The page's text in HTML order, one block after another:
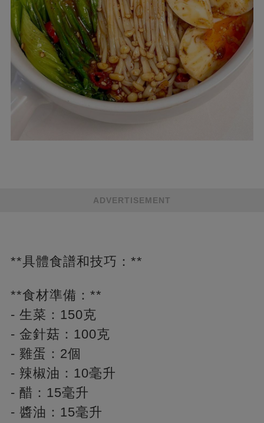
ADVERTISEMENT
**具體食譜和技巧：**
**食材準備：**
- 生菜：150克
- 金針菇：100克
- 雞蛋：2個
- 辣椒油：10毫升
- 醋：15毫升
- 醬油：15毫升